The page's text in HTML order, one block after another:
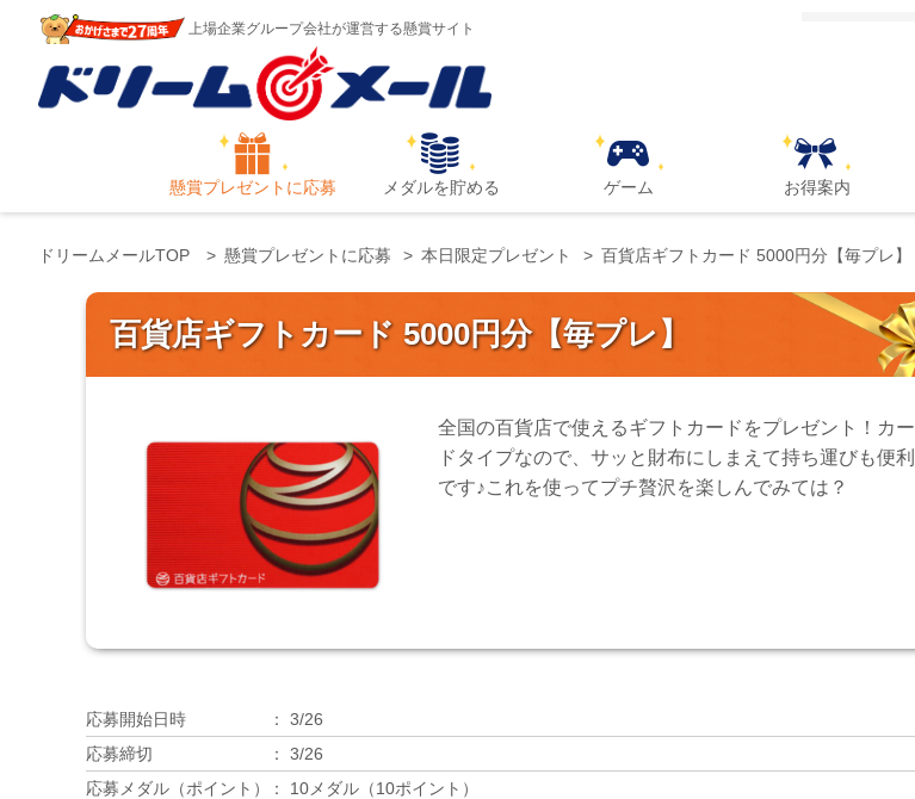
上場企業グループ会社が運営する懸賞サイト
懸賞プレゼントに応募 メダルを貯める ゲーム お得案内
ドリームメールTOP 懸賞プレゼントに応募 本日限定プレゼント 百貨店ギフトカード 5000円分【毎プレ】
百貨店ギフトカード 5000円分【毎プレ】
全国の百貨店で使えるギフトカードをプレゼント！カー
ドタイプなので、サッと財布にしまえて持ち運びも便利
です♪これを使ってプチ贅沢を楽しんでみては？
応募開始日時
3/26
応募締切
3/26
応募メダル（ポイント）
10メダル（10ポイント）